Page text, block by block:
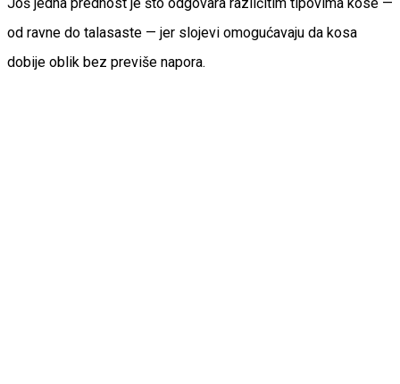
od ravne do talasaste — jer slojevi omogućavaju da kosa
dobije oblik bez previše napora.